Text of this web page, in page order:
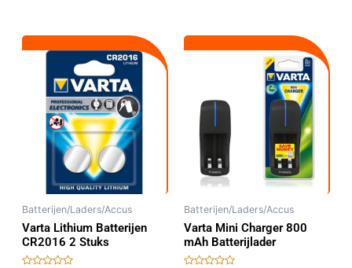
Batterijen/Laders/Accus
Varta Lithium Batterijen
CR2016 2 Stuks
Batterijen/Laders/Accus
Varta Mini Charger 800
mAh Batterijlader